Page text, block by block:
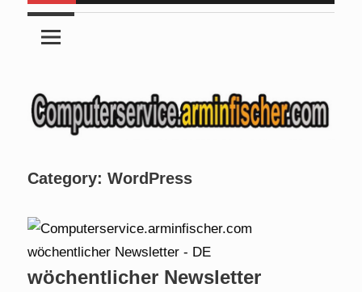
Category: WordPress
wöchentlicher Newsletter